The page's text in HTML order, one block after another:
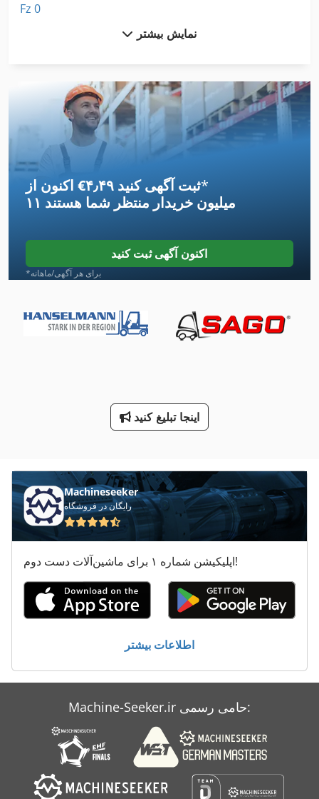
Fz 0
Hdg Sl 14
Hl
Ht 8
Meh 5 2 1 8 B
Mfh 5 1 8
Mvh 5 1 4 B
Tak 18
اصل مخزن
درایور سطح جمع کننده
سه نقطه
صاف کننده
صفحه جعبه
طرف لودر
کار خودرو
نمایش بیشتر
اکنون از ‎€۴٫۴۹ ثبت آگهی کنید*
۱۱ میلیون خریدار منتظر شما هستند
اکنون آگهی ثبت کنید
*برای هر آگهی/ماهانه
اینجا تبلیغ کنید
Machineseeker
رایگان در فروشگاه
اپلیکیشن شماره ۱ برای ماشین‌آلات دست دوم!
اطلاعات بیشتر
Machine-Seeker.ir حامی رسمی: